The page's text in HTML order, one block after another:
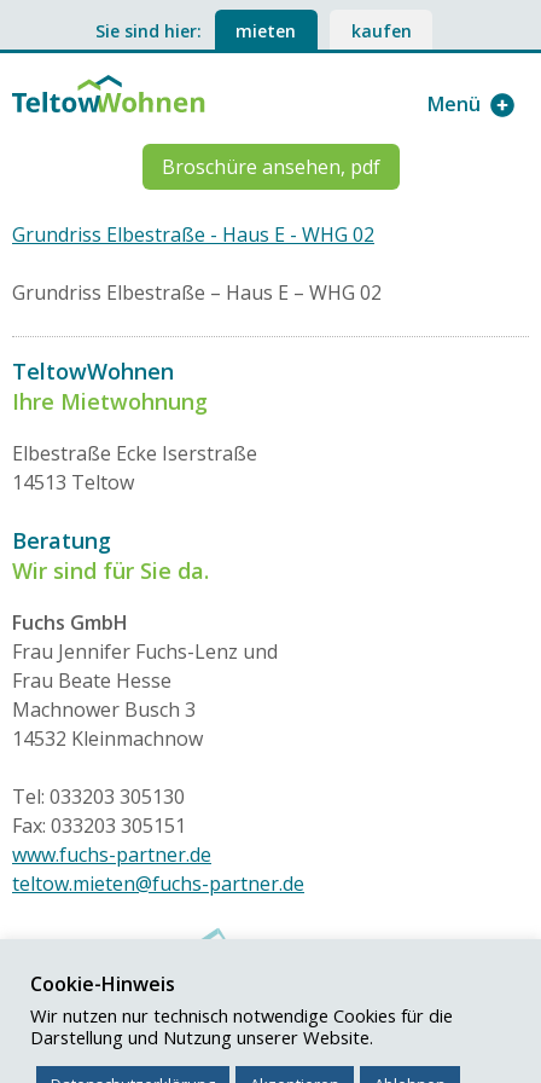
Sie sind hier: mieten kaufen
Menü
Broschüre ansehen, pdf
Grundriss Elbestraße - Haus E - WHG 02
Grundriss Elbestraße – Haus E – WHG 02
TeltowWohnen
Ihre Mietwohnung
Elbestraße Ecke Iserstraße
14513 Teltow
Beratung
Wir sind für Sie da.
Fuchs GmbH
Frau Jennifer Fuchs-Lenz und
Frau Beate Hesse
Machnower Busch 3
14532 Kleinmachnow
Tel: 033203 305130
Fax: 033203 305151
www.fuchs-partner.de
teltow.mieten@fuchs-partner.de
© Fuchs+Partner GmbH
Impressum|Datenschutz
Cookie-Hinweis
Wir nutzen nur technisch notwendige Cookies für die
Darstellung und Nutzung unserer Website.